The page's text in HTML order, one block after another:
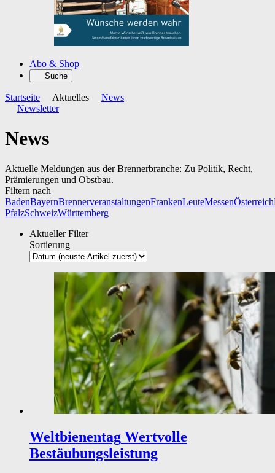
Abo & Shop
Suche
Startseite Aktuelles
News
Newsletter
News
Aktuelle Meldungen aus der Brennerbranche: Zu Politik, Recht,
Prämierungen und Obstbau.
Filtern nach
BadenBayernBrennerveranstaltungenFrankenLeuteMessenÖsterreich
PfalzSchweizWürttemberg
Aktueller Filter
Sortierung
Weltbienentag Wertvolle
Bestäubungsleistung